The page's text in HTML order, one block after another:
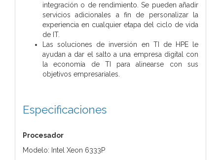
integración o de rendimiento. Se pueden añadir
servicios adicionales a fin de personalizar la
experiencia en cualquier etapa del ciclo de vida
de IT.
Las soluciones de inversión en TI de HPE le
ayudan a dar el salto a una empresa digital con
la economía de TI para alinearse con sus
objetivos empresariales.
Especificaciones
Procesador
Modelo: Intel Xeon 6333P